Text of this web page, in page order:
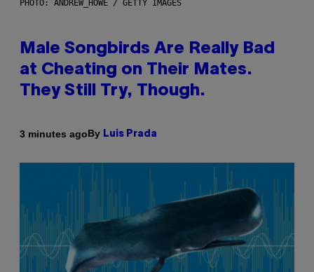
PHOTO: ANDREW_HOWE / GETTY IMAGES
Male Songbirds Are Really Bad
at Cheating on Their Mates.
They Still Try, Though.
3 minutes agoBy Luis Prada